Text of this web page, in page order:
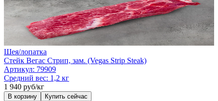
Шея/лопатка
Стейк Вегас Стрип, зам. (Vegas Strip Steak)
Артикул: 79909
Средний вес: 1,2 кг
1 940 руб/кг
В корзину Купить сейчас